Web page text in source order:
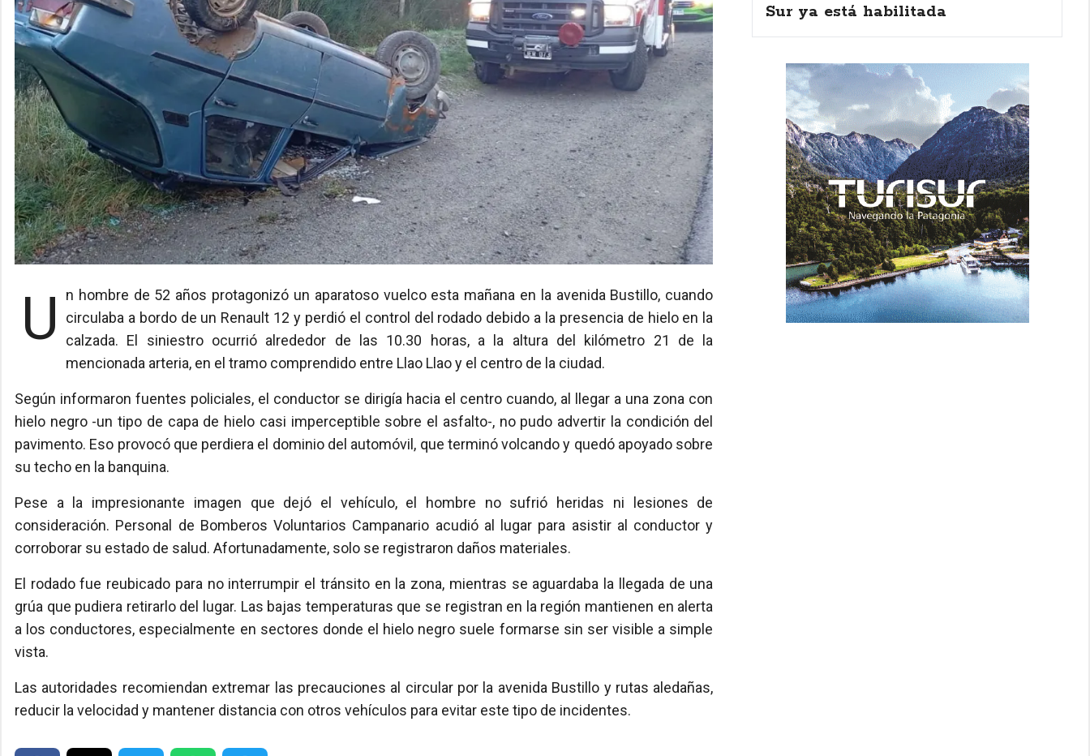
Un hombre de 52 años protagonizó un aparatoso vuelco esta mañana en la avenida Bustillo, cuando
circulaba a bordo de un Renault 12 y perdió el control del rodado debido a la presencia de hielo en la
calzada. El siniestro ocurrió alrededor de las 10.30 horas, a la altura del kilómetro 21 de la
mencionada arteria, en el tramo comprendido entre Llao Llao y el centro de la ciudad.
Según informaron fuentes policiales, el conductor se dirigía hacia el centro cuando, al llegar a una zona con
hielo negro -un tipo de capa de hielo casi imperceptible sobre el asfalto-, no pudo advertir la condición del
pavimento. Eso provocó que perdiera el dominio del automóvil, que terminó volcando y quedó apoyado sobre
su techo en la banquina.
Pese a la impresionante imagen que dejó el vehículo, el hombre no sufrió heridas ni lesiones de
consideración. Personal de Bomberos Voluntarios Campanario acudió al lugar para asistir al conductor y
corroborar su estado de salud. Afortunadamente, solo se registraron daños materiales.
El rodado fue reubicado para no interrumpir el tránsito en la zona, mientras se aguardaba la llegada de una
grúa que pudiera retirarlo del lugar. Las bajas temperaturas que se registran en la región mantienen en alerta
a los conductores, especialmente en sectores donde el hielo negro suele formarse sin ser visible a simple
vista.
Las autoridades recomiendan extremar las precauciones al circular por la avenida Bustillo y rutas aledañas,
reducir la velocidad y mantener distancia con otros vehículos para evitar este tipo de incidentes.
Sur ya está habilitada